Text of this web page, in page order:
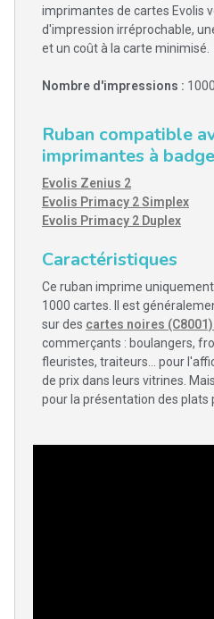
imprimantes de cartes Evolis
d'impression irréprochable,
et un coût à la carte minimisé.
Nombre d'impressions :
Ruban compatible
imprimantes à
Evolis Zenius 2
Evolis Primacy 2 Simplex
Evolis Primacy 2 Duplex
Caractéristiques
Ce ruban imprime
1000 cartes. Il est
sur des cartes noires
commerçants : boulangers,
fleuristes, traiteurs... pour
de prix dans leurs vitrines.
pour la présentation des plats